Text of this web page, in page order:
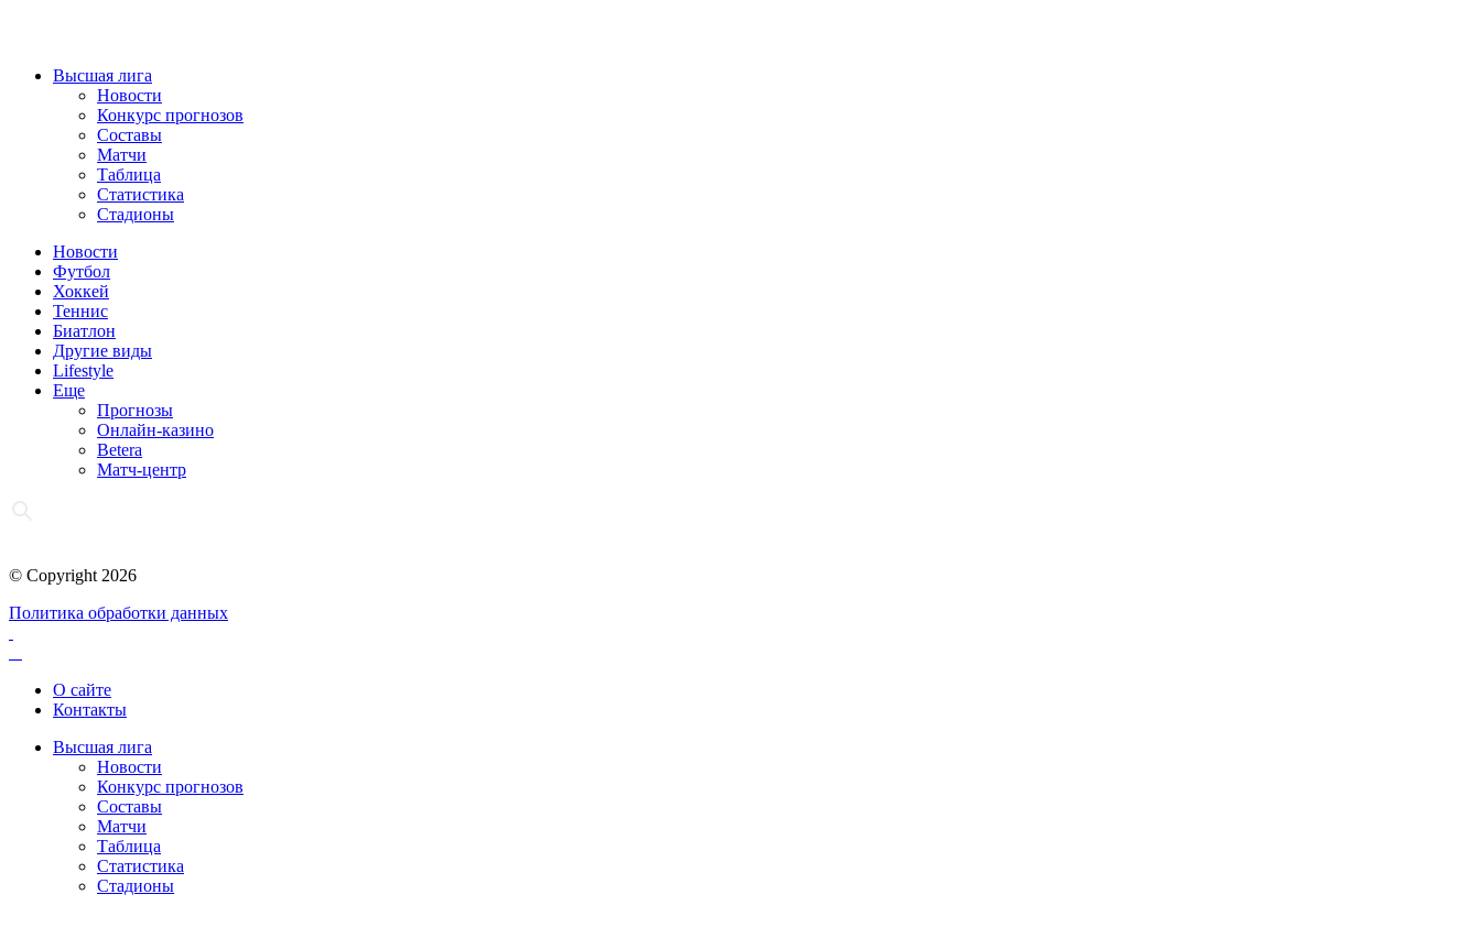
Высшая лига
Новости
Конкурс прогнозов
Составы
Матчи
Таблица
Статистика
Стадионы
Новости
Футбол
Хоккей
Теннис
Биатлон
Другие виды
Lifestyle
Еще
Прогнозы
Онлайн-казино
Betera
Матч-центр
© Copyright 2026
Политика обработки данных
О сайте
Контакты
Высшая лига
Новости
Конкурс прогнозов
Составы
Матчи
Таблица
Статистика
Стадионы